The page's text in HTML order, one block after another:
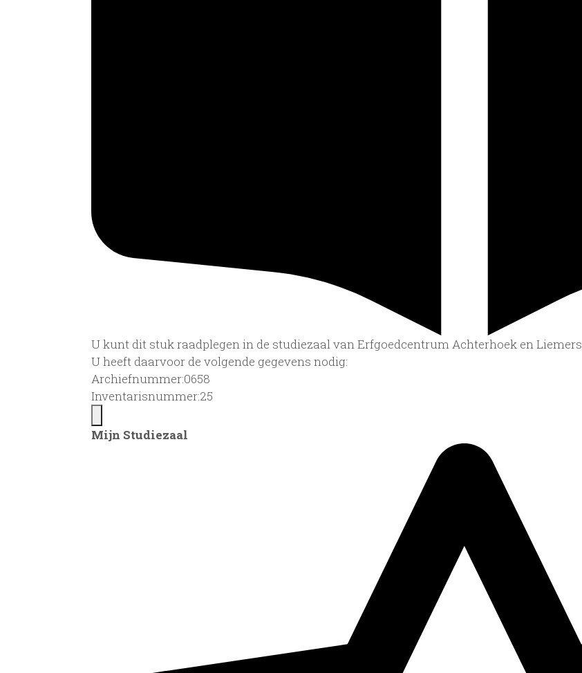
U kunt dit stuk raadplegen in de studiezaal van Erfgoedcentrum Achterhoek en
U heeft daarvoor de volgende gegevens nodig:
Archiefnummer:0658
Inventarisnummer:25
Mijn Studiezaal